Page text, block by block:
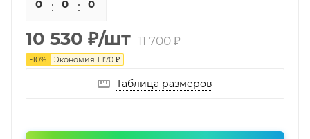
0 0 0
10 530 ₽/шт 11 700₽
-10% Экономия 1 170 ₽
Таблица размеров